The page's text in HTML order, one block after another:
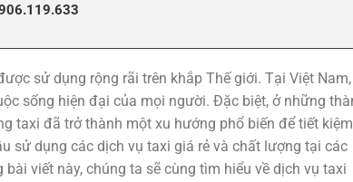
sử dụng rộng rãi trên khắp Thế giới. Tại Việt Nam,
sống hiện đại của mọi người. Đặc biệt, ở những
taxi đã trở thành một xu hướng phổ biến để tiết kiệm
sử dụng các dịch vụ taxi giá rẻ và chất lượng tại các
viết này, chúng ta sẽ cùng tìm hiểu về dịch vụ taxi